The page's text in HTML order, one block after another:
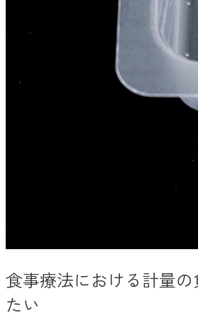
食事療法における計量
たい